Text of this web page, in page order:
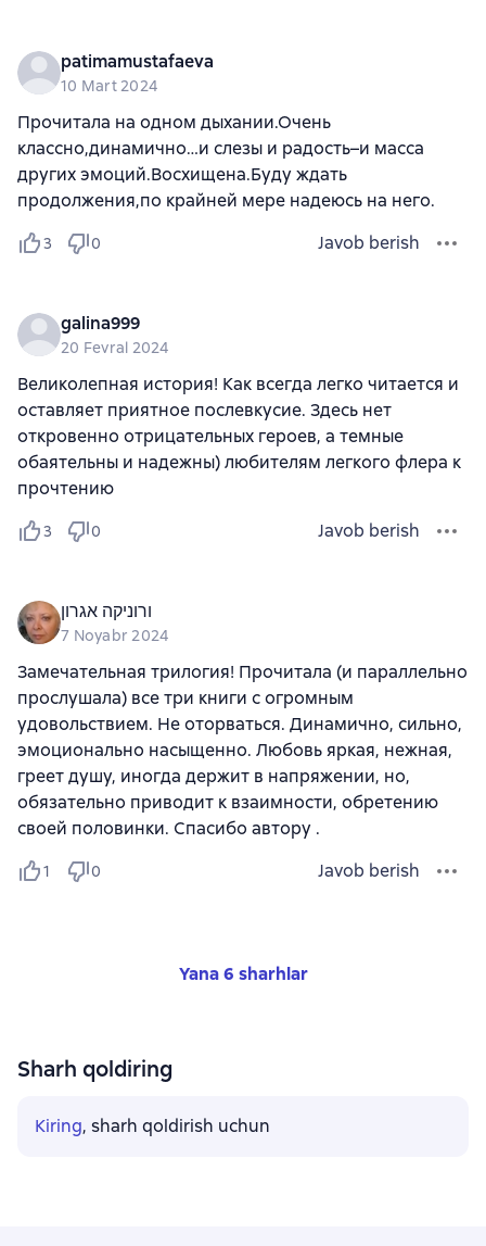
patimamustafaeva
10 Mart 2024
Прочитала на одном дыхании.Очень
классно,динамично…и слезы и радость–и масса
других эмоций.Восхищена.Буду ждать
продолжения,по крайней мере надеюсь на него.
3 0 Javob berish
galina999
20 Fevral 2024
Великолепная история! Как всегда легко читается и
оставляет приятное послевкусие. Здесь нет
откровенно отрицательных героев, а темные
обаятельны и надежны) любителям легкого флера к
прочтению
3 0 Javob berish
ורוניקה אגרון
7 Noyabr 2024
Замечательная трилогия! Прочитала (и параллельно
прослушала) все три книги с огромным
удовольствием. Не оторваться. Динамично, сильно,
эмоционально насыщенно. Любовь яркая, нежная,
греет душу, иногда держит в напряжении, но,
обязательно приводит к взаимности, обретению
своей половинки. Спасибо автору .
1 0 Javob berish
Yana 6 sharhlar
Sharh qoldiring
Kiring, sharh qoldirish uchun